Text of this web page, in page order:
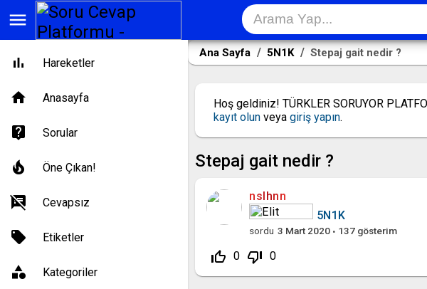
menu
Hareketler
Anasayfa
Sorular
Öne Çıkan!
Cevapsız
Etiketler
Kategoriler
Ana Sayfa 5N1K Stepaj gait nedir ?
Hoş geldiniz! TÜRKLER SORUYOR
kayıt olunveya giriş yapın.
Stepaj gait nedir ?
nslhnn
5N1K
sordu 3 Mart 2020 137 gösterim
thumb_up_off_alt 0 thumb_down_off_alt 0